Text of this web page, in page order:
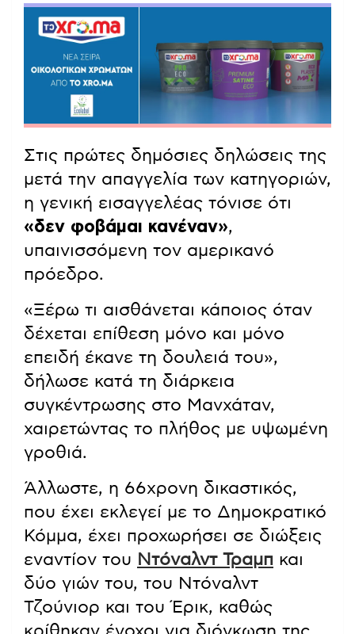
Στις πρώτες δημόσιες δηλώσεις της
μετά την απαγγελία των κατηγοριών,
η γενική εισαγγελέας τόνισε ότι
«δεν φοβάμαι κανέναν»,
υπαινισσόμενη τον αμερικανό
πρόεδρο.
«Ξέρω τι αισθάνεται κάποιος όταν
δέχεται επίθεση μόνο και μόνο
επειδή έκανε τη δουλειά του»,
δήλωσε κατά τη διάρκεια
συγκέντρωσης στο Μανχάταν,
χαιρετώντας το πλήθος με υψωμένη
γροθιά.
Άλλωστε, η 66χρονη δικαστικός,
που έχει εκλεγεί με το Δημοκρατικό
Κόμμα, έχει προχωρήσει σε διώξεις
εναντίον του Ντόναλντ Τραμπ και
δύο γιών του, του Ντόναλντ
Τζούνιορ και του Έρικ, καθώς